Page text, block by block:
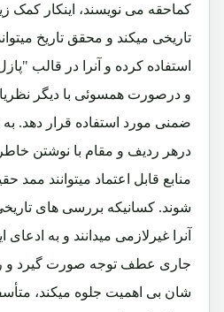
کماحقه می نویسند، اینکار کمک
تاریخی میکند و محقق تاریخ
استفاده کرده و آنرا در قالب
و درصورت همسوئی با دیگر
ضمنی مورد استفاده قرار دهد.
درهر ردیف و مقام با نوشتن
منابع قابل اعتماد میتوانند ممد
شوند. کسانیکه بررسی های
آنرا غیرلازمی میدانند و به ادعای
جاری عطف توجه صورت گیرد و
شان بی اهمیت جلوه میکند،